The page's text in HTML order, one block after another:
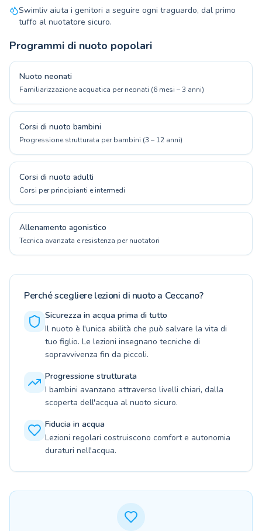
Swimliv aiuta i genitori a seguire ogni traguardo, dal primo
tuffo al nuotatore sicuro.
Programmi di nuoto popolari
Nuoto neonati
Familiarizzazione acquatica per neonati (6 mesi – 3 anni)
Corsi di nuoto bambini
Progressione strutturata per bambini (3 – 12 anni)
Corsi di nuoto adulti
Corsi per principianti e intermedi
Allenamento agonistico
Tecnica avanzata e resistenza per nuotatori
Perché scegliere lezioni di nuoto a Ceccano?
Sicurezza in acqua prima di tutto
Il nuoto è l'unica abilità che può salvare la vita di
tuo figlio. Le lezioni insegnano tecniche di
sopravvivenza fin da piccoli.
Progressione strutturata
I bambini avanzano attraverso livelli chiari, dalla
scoperta dell'acqua al nuoto sicuro.
Fiducia in acqua
Lezioni regolari costruiscono comfort e autonomia
duraturi nell'acqua.